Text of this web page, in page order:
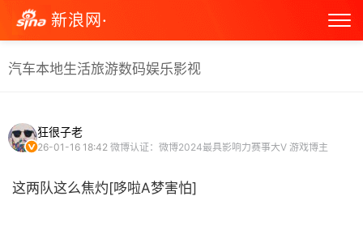
新浪网·
汽车本地生活旅游数码娱乐影视
狂很子老
26-01-16 18:42 微博认证：微博2024最具影响力赛事大V 游戏博主
这两队这么焦灼[哆啦A梦害怕]